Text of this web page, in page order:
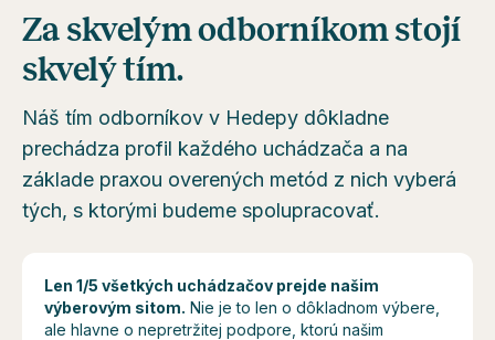
Za skvelým odborníkom stojí
skvelý tím.
Náš tím odborníkov v Hedepy dôkladne
prechádza profil každého uchádzača a na
základe praxou overených metód z nich vyberá
tých, s ktorými budeme spolupracovať.
Len 1/5 všetkých uchádzačov prejde našim
výberovým sitom. Nie je to len o dôkladnom výbere,
ale hlavne o nepretržitej podpore, ktorú našim